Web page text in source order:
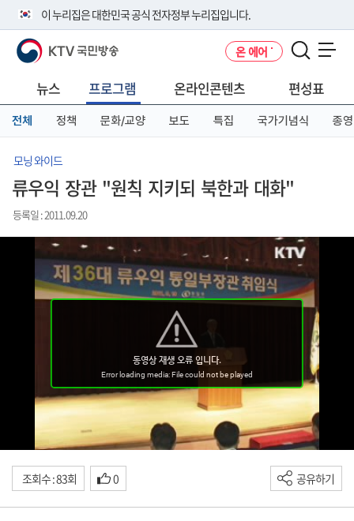
이 누리집은 대한민국 공식 전자정부 누리집입니다.
공식 누리집 주소 확인하기
니다.
이밖에 or.kr 또는 .kr등 다른 도메인 주소를 사용하고 있다면 아래 URL에
서 도메인 주소를 확인해 보세요
KTV 국민방송 온 에어
뉴스 프로그램 온라인콘텐츠 편성표
전체 정책 문화/교양 보도 특집 국가기념식 종영
모닝 와이드
류우익 장관 "원칙 지키되 북한과 대화"
등록일 : 2011.09.20
조회수 : 83회 0 공유하기